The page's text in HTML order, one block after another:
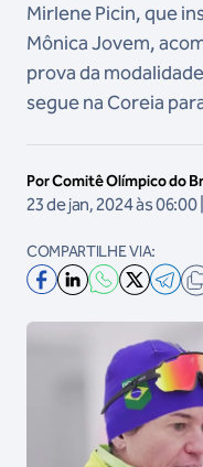
Mirlene Picin, que
Mônica Jovem,
prova da
segue na Coreia
Por Comitê Olímpico do
23 de jan, 2024 às 06:00
COMPARTILHE VIA: